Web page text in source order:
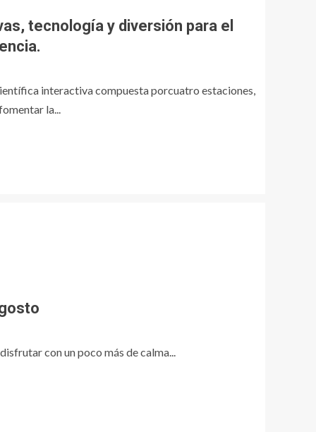
tecnología y diversión para el
interactiva compuesta porcuatro estaciones,
la...
con un poco más de calma...